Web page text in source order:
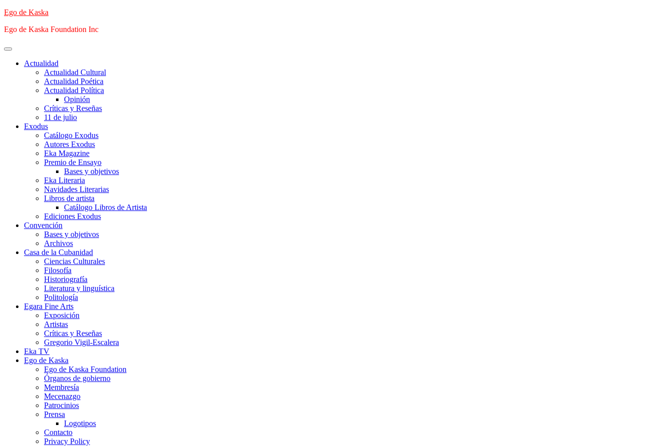
Saltar
contenido
Ego de Kaska
Ego de Kaska Foundation Inc
Menú
principalActualidad
Actualidad Cultural
Actualidad Poética
Actualidad Política
Opinión
Críticas y Reseñas
11 de julio
Exodus
Catálogo Exodus
Autores Exodus
Eka Magazine
Premio de Ensayo
Bases y objetivos
Eka Literaria
Navidades Literarias
Libros de artista
Catálogo Libros de Artista
Ediciones Exodus
Convención
Bases y objetivos
Archivos
Casa de la Cubanidad
Ciencias Culturales
Filosofía
Historiografía
Literatura y linguística
Politología
Egara Fine Arts
Exposición
Artistas
Críticas y Reseñas
Gregorio Vigil-Escalera
Eka TV
Ego de Kaska
Ego de Kaska Foundation
Órganos de gobierno
Membresía
Mecenazgo
Patrocinios
Prensa
Logotipos
Contacto
Privacy Policy